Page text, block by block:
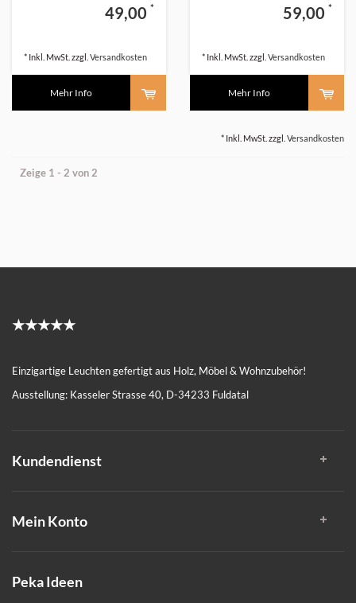
49,00 *
* Inkl. MwSt. zzgl. Versandkosten
Mehr Info
59,00 *
* Inkl. MwSt. zzgl. Versandkosten
Mehr Info
* Inkl. MwSt. zzgl. Versandkosten
Zeige 1 - 2 von 2
★★★★★
Einzigartige Leuchten gefertigt aus Holz, Möbel & Wohnzubehör!
Ausstellung: Kasseler Strasse 40, D-34233 Fuldatal
Kundendienst
Mein Konto
Peka Ideen